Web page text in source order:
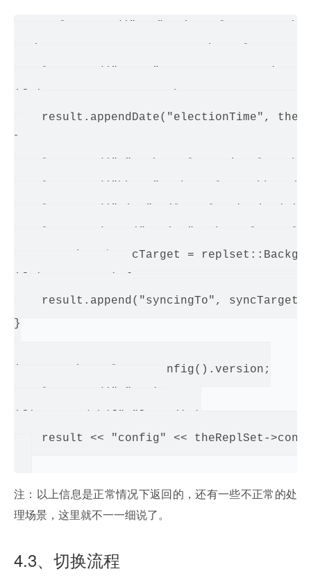
result.appendDate("electionTime",
const Member *syncTarget =
result.append("syncingTo", syncTarget-
}
int v = theReplSet->config().version;
result << "config" << theReplSet-
注：以上信息是正常情况下返回的，还有一些不正常的处
理场景，这里就不一一细说了。
4.3、切换流程